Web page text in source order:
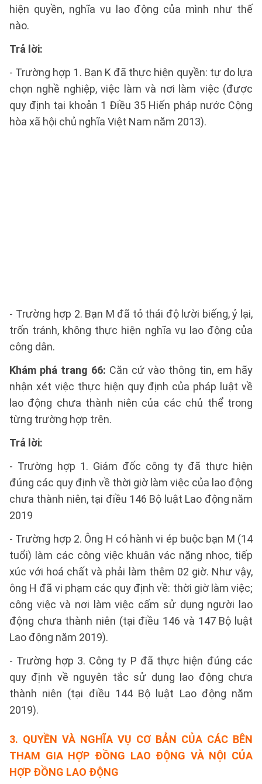
hiện quyền, nghĩa vụ lao động của mình như thế
nào.
Trả lời:
- Trường hợp 1. Bạn K đã thực hiện quyền: tự do lựa
chọn nghề nghiệp, việc làm và nơi làm việc (được
quy định tại khoản 1 Điều 35 Hiến pháp nước Cộng
hòa xã hội chủ nghĩa Việt Nam năm 2013).
- Trường hợp 2. Bạn M đã tỏ thái độ lười biếng, ỷ lại,
trốn tránh, không thực hiện nghĩa vụ lao động của
công dân.
Khám phá trang 66: Căn cứ vào thông tin, em hãy
nhận xét việc thực hiện quy định của pháp luật về
lao động chưa thành niên của các chủ thể trong
từng trường hợp trên.
Trả lời:
- Trường hợp 1. Giám đốc công ty đã thực hiện
đúng các quy định về thời giờ làm việc của lao động
chưa thành niên, tại điều 146 Bộ luật Lao động năm
2019
- Trường hợp 2. Ông H có hành vi ép buộc bạn M (14
tuổi) làm các công việc khuân vác nặng nhọc, tiếp
xúc với hoá chất và phải làm thêm 02 giờ. Như vậy,
ông H đã vi phạm các quy định về: thời giờ làm việc;
công việc và nơi làm việc cấm sử dụng người lao
động chưa thành niên (tại điều 146 và 147 Bộ luật
Lao động năm 2019).
- Trường hợp 3. Công ty P đã thực hiện đúng các
quy định về nguyên tắc sử dụng lao động chưa
thành niên (tại điều 144 Bộ luật Lao động năm
2019).
3. QUYỀN VÀ NGHĨA VỤ CƠ BẢN CỦA CÁC BÊN
THAM GIA HỢP ĐỒNG LAO ĐỘNG VÀ NỘI CỦA
HỢP ĐỒNG LAO ĐỘNG